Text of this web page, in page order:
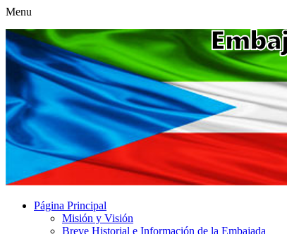
Menu
Página Principal
Misión y Visión
Breve Historial e Información de la Embajada